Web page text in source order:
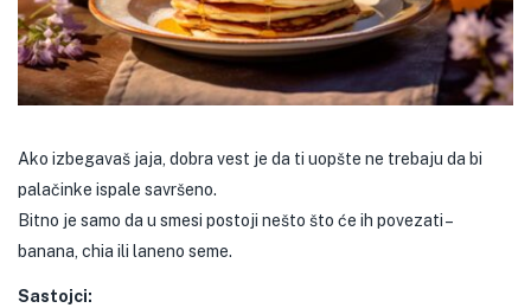
Ako izbegavaš jaja, dobra vest je da ti uopšte ne trebaju da bi
palačinke ispale savršeno.
Bitno je samo da u smesi postoji nešto što će ih povezati –
banana, chia ili laneno seme.
Sastojci: